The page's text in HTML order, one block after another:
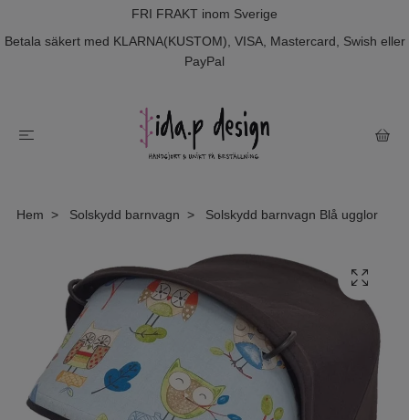
FRI FRAKT inom Sverige
Betala säkert med KLARNA(KUSTOM), VISA, Mastercard, Swish eller
PayPal
Hem Solskydd barnvagn Solskydd barnvagn Blå ugglor